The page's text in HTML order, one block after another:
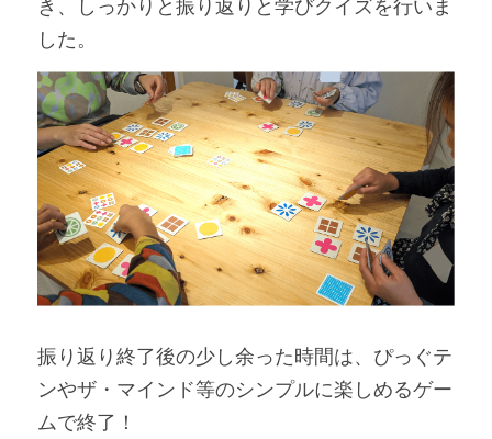
した。
振り返り終了後の少し余った時間は、ぴっぐテ
ンやザ・マインド等のシンプルに楽しめるゲー
ムで終了！